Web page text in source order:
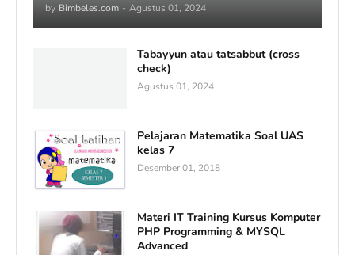
by Bimbeles.com - Agustus 01, 2024
Tabayyun atau tatsabbut (cross
check)
Agustus 01, 2024
Pelajaran Matematika Soal UAS
kelas 7
Desember 01, 2018
Materi IT Training Kursus Komputer
PHP Programming & MYSQL
Advanced